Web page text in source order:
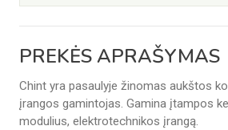
PREKĖS APRAŠYMAS
Chint yra pasaulyje žinomas aukštos
įrangos gamintojas. Gamina įtampos
modulius, elektrotechnikos įrangą.